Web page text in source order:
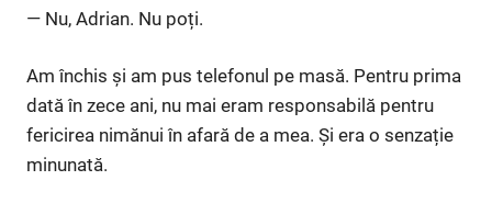
— Nu, Adrian. Nu poți.
Am închis și am pus telefonul pe masă. Pentru prima
dată în zece ani, nu mai eram responsabilă pentru
fericirea nimănui în afară de a mea. Și era o senzație
minunată.